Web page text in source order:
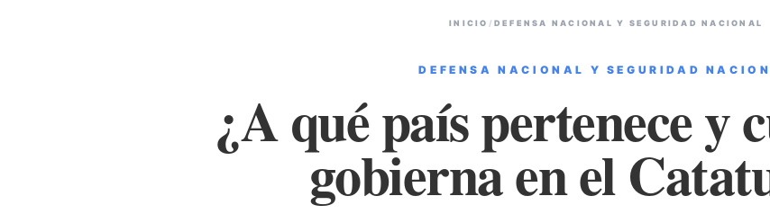
INICIO / DEFENSA NACIONAL Y SEGURIDAD NACIONAL
DEFENSA NACIONAL Y SEGURIDAD
¿A qué país pertenece y
gobierna en el